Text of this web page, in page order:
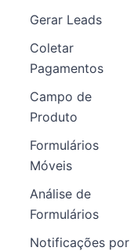
Gerar Leads
Coletar
Pagamentos
Campo de
Produto
Formulários
Móveis
Análise de
Formulários
Notificações por